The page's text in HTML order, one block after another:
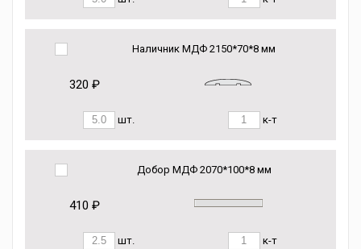
Наличник МДФ 2150*70*8 мм
320 ₽
шт. к-т
Добор МДФ 2070*100*8 мм
410 ₽
шт. к-т